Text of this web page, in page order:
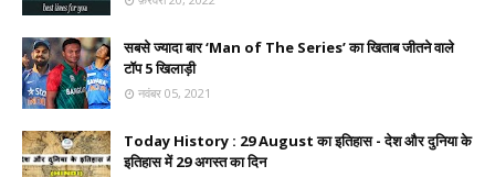
सबसे ज्यादा बार ‘Man of The Series’ का खिताब जीतने वाले
टॉप 5 खिलाड़ी
नवंबर 05, 2021
Today History : 29 August का इतिहास - देश और दुनिया के
इतिहास में 29 अगस्त का दिन